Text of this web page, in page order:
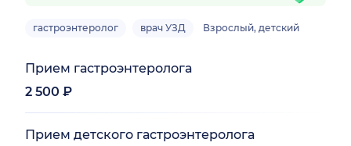
гастроэнтеролог врач УЗД Взрослый, детский
Прием гастроэнтеролога
2 500 ₽
Прием детского гастроэнтеролога